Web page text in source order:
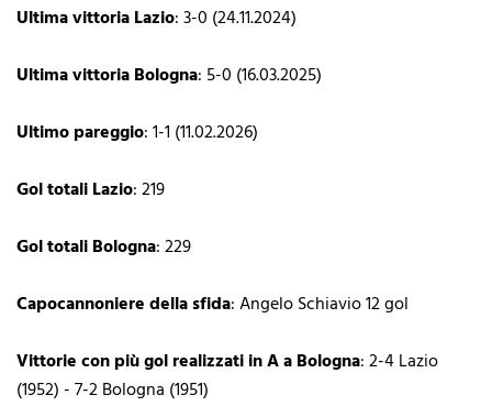
Ultima vittoria Lazio: 3-0 (24.11.2024)
Ultima vittoria Bologna: 5-0 (16.03.2025)
Ultimo pareggio: 1-1 (11.02.2026)
Gol totali Lazio: 219
Gol totali Bologna: 229
Capocannoniere della sfida: Angelo Schiavio 12 gol
Vittorie con più gol realizzati in A a Bologna: 2-4 Lazio
(1952) - 7-2 Bologna (1951)